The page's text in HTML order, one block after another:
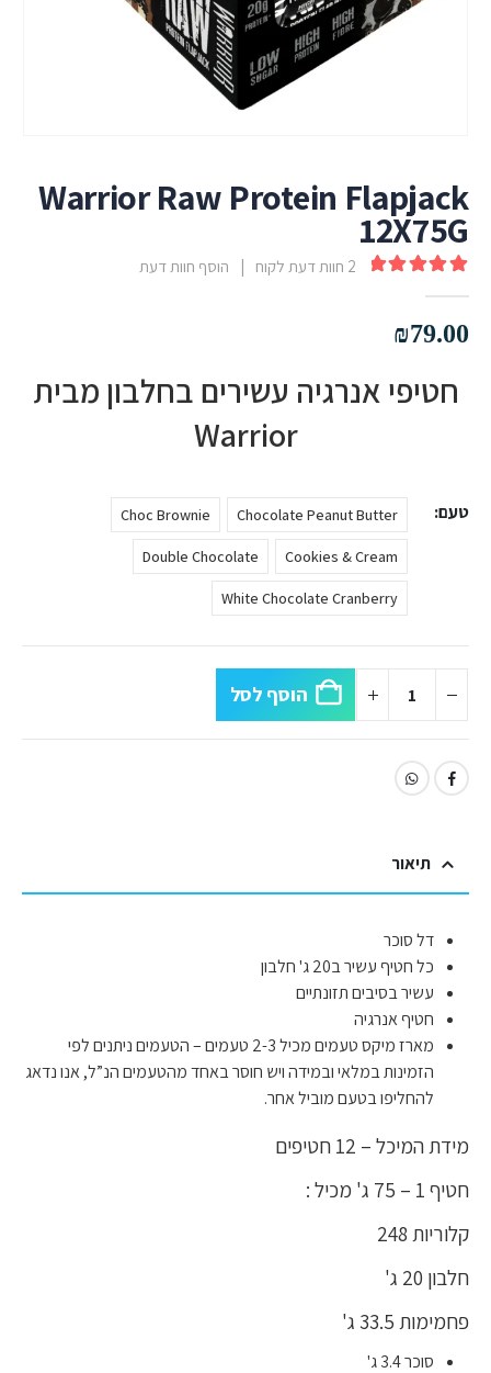
Warrior Raw Protein Flapjack
12X75G
2 חוות דעת לקוח הוסף חוות דעת
₪79.00
חטיפי אנרגיה עשירים בחלבון מבית
Warrior
טעם Chocolate Peanut Butter
Choc Brownie
Cookies & Cream
Double Chocolate
White Chocolate Cranberry
הוסף לסל
תיאור
דל סוכר
כל חטיף עשיר ב20 ג' חלבון
עשיר בסיבים תזונתיים
חטיף אנרגיה
מארז מיקס טעמים מכיל 2-3 טעמים – הטעמים ניתנים לפי
הזמינות במלאי ובמידה ויש חוסר באחד מהטעמים הנ”ל, אנו נדאג
להחליפו בטעם מוביל אחר.
מידת המיכל – 12 חטיפים
חטיף 1 – 75 ג' מכיל :
קלוריות 248
חלבון 20 ג'
פחמימות 33.5 ג'
סוכר 3.4 ג'